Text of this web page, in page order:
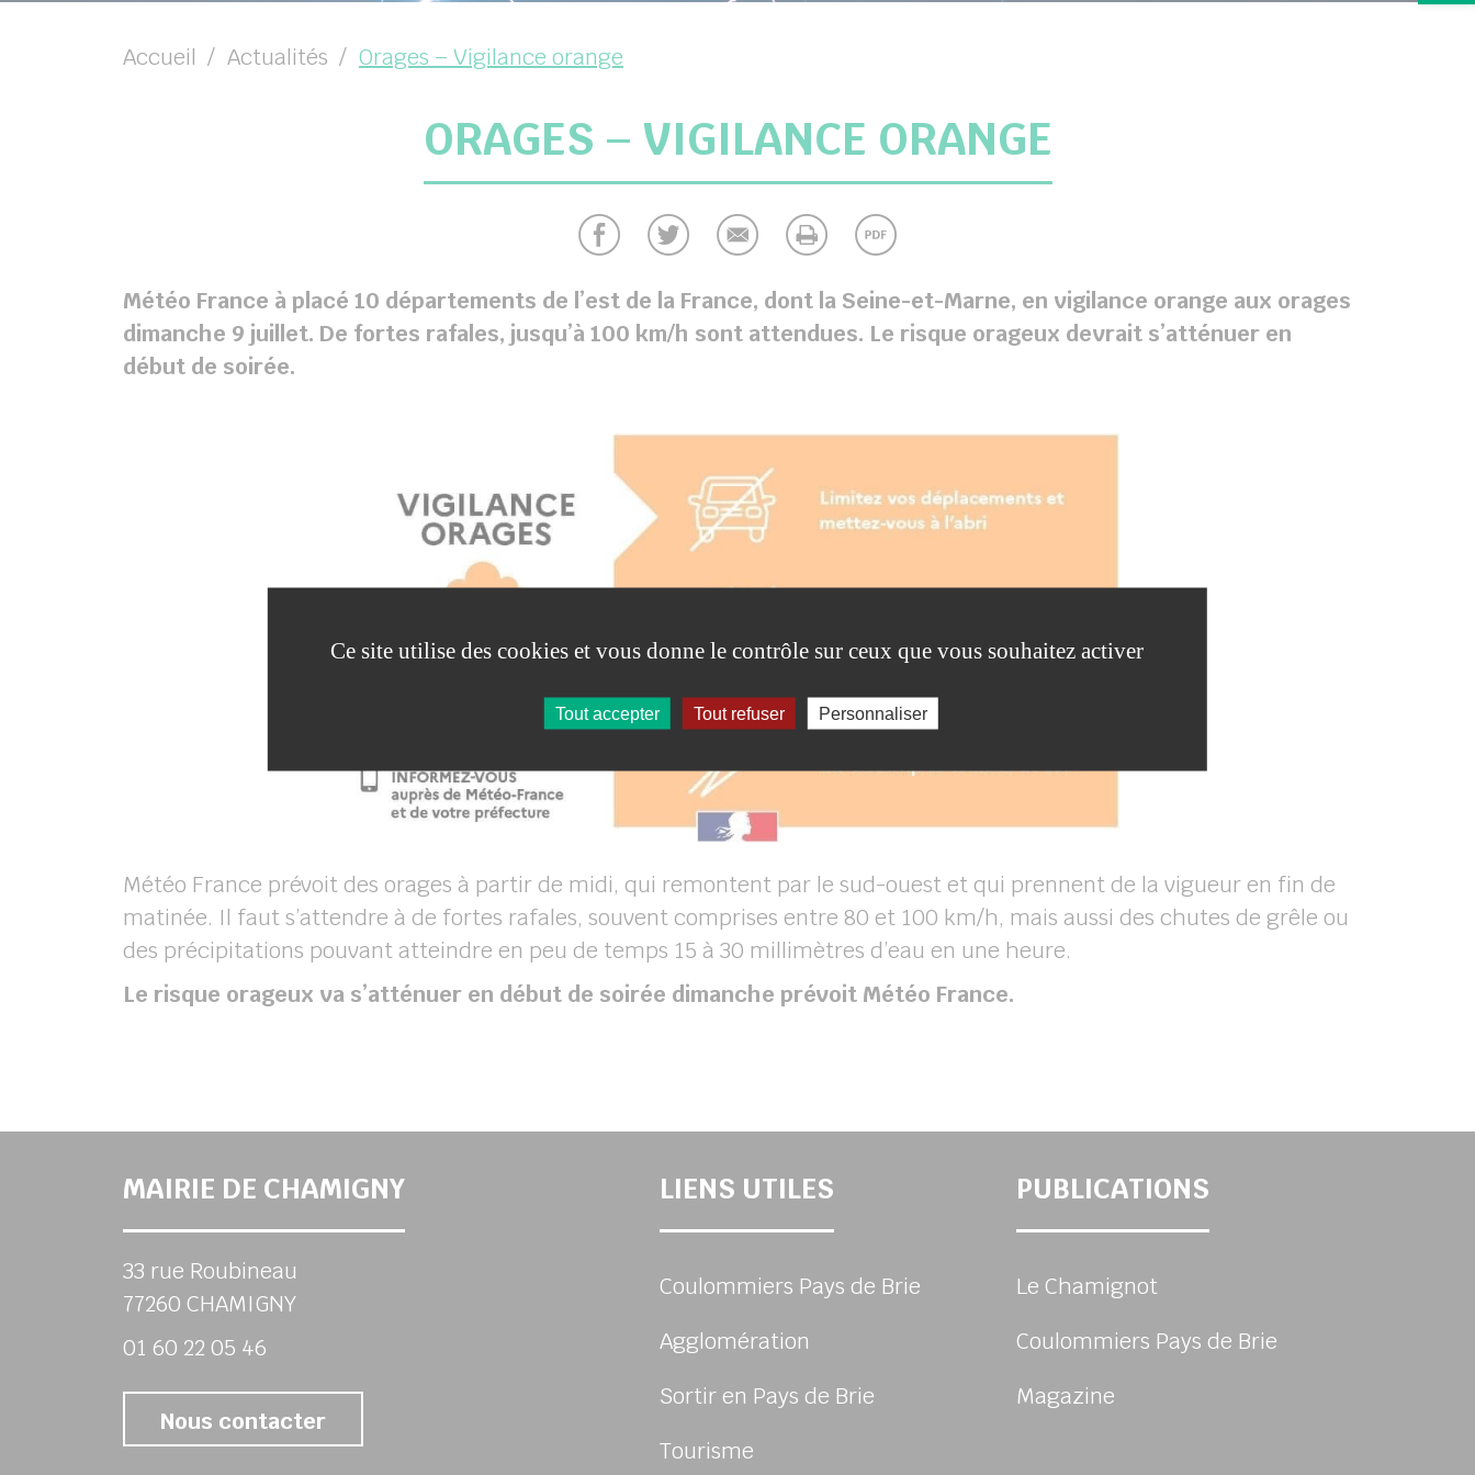
Accueil Actualités Orages – Vigilance orange
ORAGES – VIGILANCE ORANGE
Météo France à placé 10 départements de l’est de la France, dont la Seine-et-Marne, en vigilance orange aux orages
dimanche 9 juillet. De fortes rafales, jusqu’à 100 km/h sont attendues. Le risque orageux devrait s’atténuer en
début de soirée.
Météo France prévoit des orages à partir de midi, qui remontent par le sud-ouest et qui prennent de la vigueur en fin de
matinée. Il faut s’attendre à de fortes rafales, souvent comprises entre 80 et 100 km/h, mais aussi des chutes de grêle ou
des précipitations pouvant atteindre en peu de temps 15 à 30 millimètres d’eau en une heure.
Le risque orageux va s’atténuer en début de soirée dimanche prévoit Météo France.
MAIRIE DE CHAMIGNY
33 rue Roubineau
77260 CHAMIGNY
01 60 22 05 46
Nous contacter
LIENS UTILES
Coulommiers Pays de Brie
Agglomération
Sortir en Pays de Brie
Tourisme
PUBLICATIONS
Le Chamignot
Coulommiers Pays de Brie
Magazine
Ce site utilise des cookies et vous donne le contrôle sur ceux que vous souhaitez activer
Tout accepter Tout refuser Personnaliser